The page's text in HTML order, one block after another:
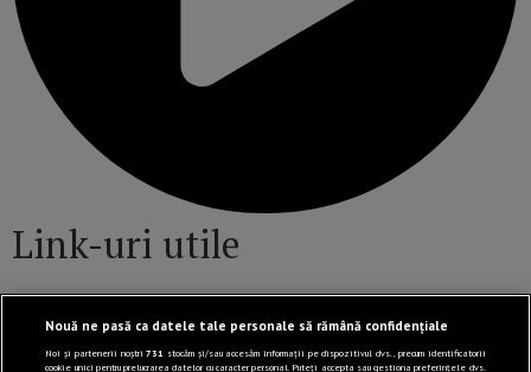
Link-uri utile
Politică de confidențialitate
Nouă ne pasă ca datele tale personale să rămână confidențiale
Noi și partenerii noștri731 stocăm și/sau accesăm informații pe dispozitivul dvs., precum identificatorii
cookie unici pentru prelucrarea datelor cu caracter personal. Puteți accepta sau gestiona preferințele dvs.